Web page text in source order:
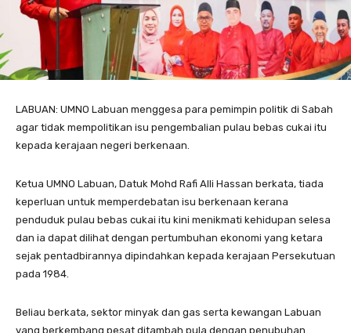
LABUAN: UMNO Labuan menggesa para pemimpin politik di Sabah
agar tidak mempolitikan isu pengembalian pulau bebas cukai itu
kepada kerajaan negeri berkenaan.
Ketua UMNO Labuan, Datuk Mohd Rafi Alli Hassan berkata, tiada
keperluan untuk memperdebatan isu berkenaan kerana
penduduk pulau bebas cukai itu kini menikmati kehidupan selesa
dan ia dapat dilihat dengan pertumbuhan ekonomi yang ketara
sejak pentadbirannya dipindahkan kepada kerajaan Persekutuan
pada 1984.
Beliau berkata, sektor minyak dan gas serta kewangan Labuan
yang berkembang pesat ditambah pula dengan penubuhan